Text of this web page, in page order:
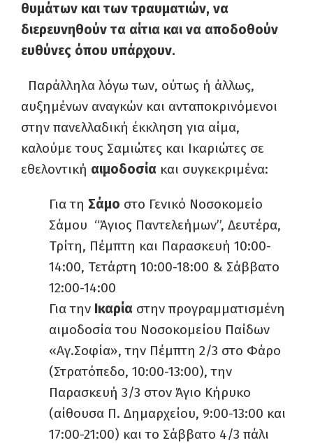
θυμάτων και των τραυματιών, να
διερευνηθούν τα αίτια και να αποδοθούν
ευθύνες όπου υπάρχουν.
Παράλληλα λόγω των, ούτως ή άλλως,
αυξημένων αναγκών και ανταποκρινόμενοι
στην πανελλαδική έκκληση για αίμα,
καλούμε τους Σαμιώτες και Ικαριώτες σε
εθελοντική αιμοδοσία και συγκεκριμένα:
Για τη Σάμο στο Γενικό Νοσοκομείο
Σάμου “Άγιος Παντελεήμων”, Δευτέρα,
Τρίτη, Πέμπτη και Παρασκευή 10:00-
14:00, Τετάρτη 10:00-18:00 & Σάββατο
12:00-14:00
Για την Ικαρία στην προγραμματισμένη
αιμοδοσία του Νοσοκομείου Παίδων
«Αγ.Σοφία», την Πέμπτη 2/3 στο Φάρο
(Στρατόπεδο, 10:00-13:00), την
Παρασκευή 3/3 στον Άγιο Κήρυκο
(αίθουσα Π. Δημαρχείου, 9:00-13:00 και
17:00-21:00) και το Σάββατο 4/3 πάλι